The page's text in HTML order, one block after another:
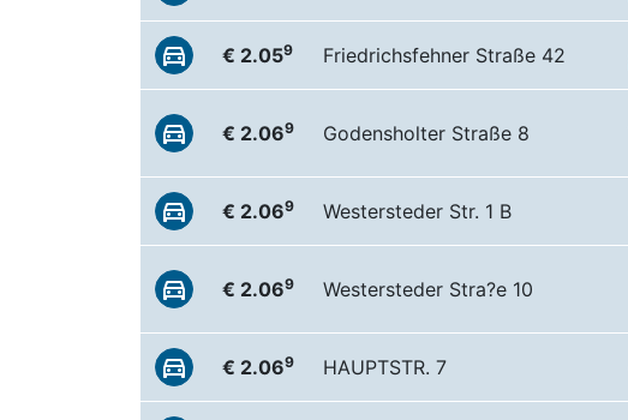
€ 2.059 Friedrichsfehner Straße 42
€ 2.069 Godensholter Straße 8
€ 2.069 Westersteder Str. 1 B
€ 2.069 Westersteder Stra?e 10
€ 2.069 HAUPTSTR. 7